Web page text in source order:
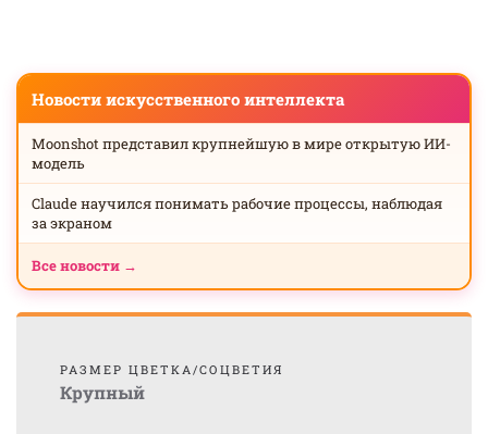
Новости искусственного интеллекта
Moonshot представил крупнейшую в мире открытую ИИ-
модель
Claude научился понимать рабочие процессы, наблюдая
за экраном
Все новости →
РАЗМЕР ЦВЕТКА/СОЦВЕТИЯ
Крупный